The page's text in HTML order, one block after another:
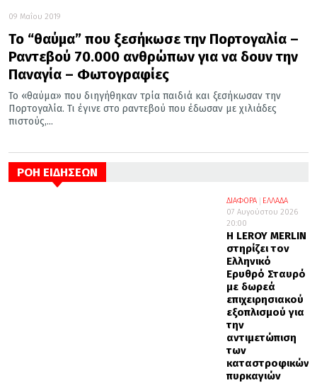
09 Μαΐου 2019
Το “θαύμα” που ξεσήκωσε την Πορτογαλία –
Ραντεβού 70.000 ανθρώπων για να δουν την
Παναγία – Φωτογραφίες
Το «θαύμα» που διηγήθηκαν τρία παιδιά και ξεσήκωσαν την
Πορτογαλία. Τι έγινε στο ραντεβού που έδωσαν με χιλιάδες
πιστούς,...
ΡΟΗ ΕΙΔΗΣΕΩΝ
ΔΙΑΦΟΡΑ
ΕΛΛΑΔΑ
07 Αυγούστου 2026
20:00
Η LEROY MERLIN
στηρίζει τον
Ελληνικό
Ερυθρό Σταυρό
με δωρεά
επιχειρησιακού
εξοπλισμού για
την
αντιμετώπιση
των
καταστροφικών
πυρκαγιών